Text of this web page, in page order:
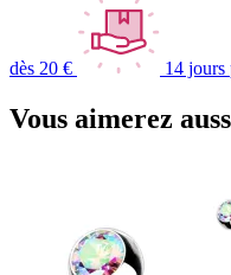
dès 20 € 14 jours
Vous aimerez